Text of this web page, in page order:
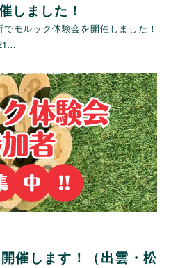
しました！
ック体験会を開催しました！
催します！（出雲・松